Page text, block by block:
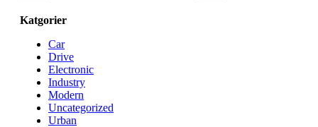
Katgorier
Car
Drive
Electronic
Industry
Modern
Uncategorized
Urban